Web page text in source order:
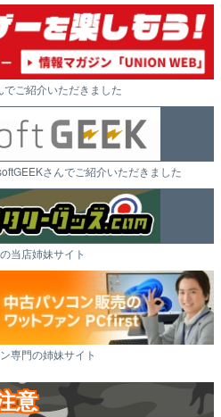
でご紹介いただきました
さんでご紹介いただきました
当店姉妹サイト
専門の姉妹サイト
意